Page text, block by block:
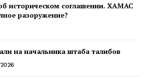
историческом соглашении. ХАМАС
разоружение?
на начальника штаба талибов